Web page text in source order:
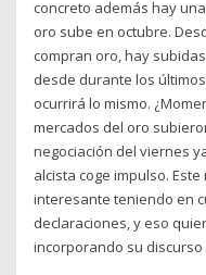
concreto además hay
oro sube en octubre.
compran oro, hay
desde durante los
ocurrirá lo mismo.
mercados del oro
negociación del viernes
alcista coge impulso.
interesante teniendo en
declaraciones, y eso
incorporando su discurso